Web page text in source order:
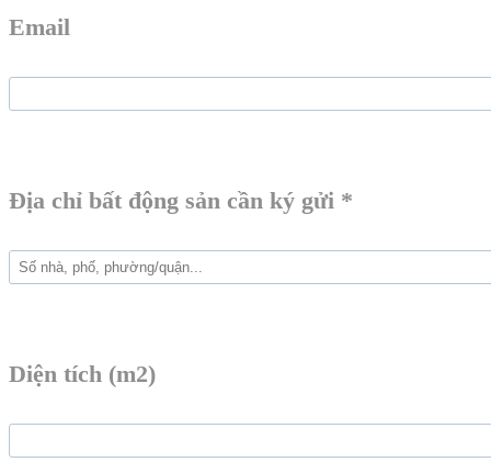
Email
Địa chỉ bất động sản cần ký gửi *
Diện tích (m2)